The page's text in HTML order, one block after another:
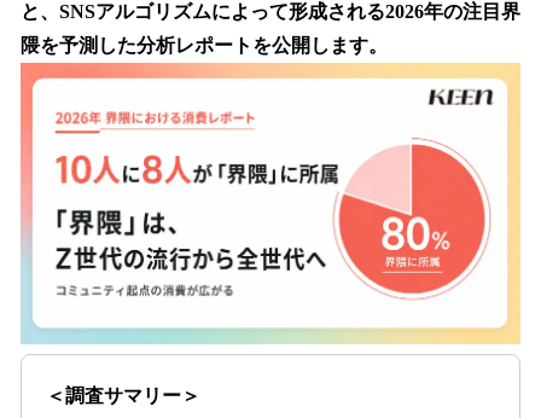
と、SNSアルゴリズムによって形成される2026年の注目界
隈を予測した分析レポートを公開します。
＜調査サマリー＞